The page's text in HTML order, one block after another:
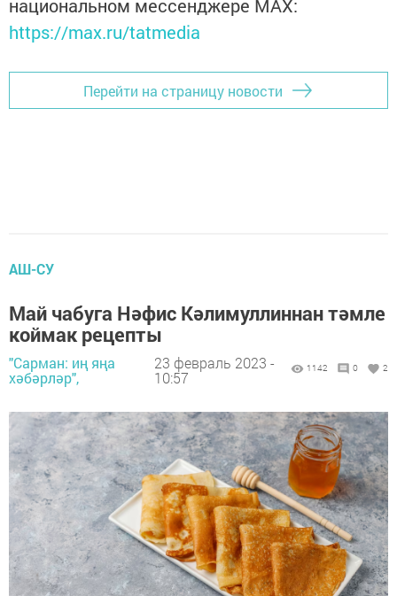
национальном мессенджере MАХ:
https://max.ru/tatmedia
Перейти на страницу новости
АШ-СУ
Май чабуга Нәфис Кәлимуллиннан тәмле
коймак рецепты
"Сарман: иң яңа
хәбәрләр",
23 февраль 2023 -
10:57
1142 0 2